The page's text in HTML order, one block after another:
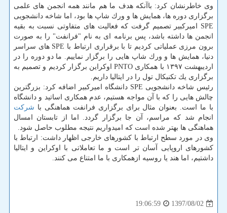
وی خاطرنشان كرد: باآنكه هدف ما هم مانند همه انجمن های علمی
برگزاری دوره ها، همایش ها و ورك شاپ ها بود، اما شاخه دانشجویی
SPE امیركبیر تصمیم گرفت كه فعالیت های متفاوتی نسبت به بقیه
انجمن ها داشته باشد، پس برنامه ای به نام "فرانفت" را به صورت
برون مرزی عملیاتی كردیم تا با برقراری ارتباط با SPE های سراسر
دنیا، همایش ها و ورك شاپ هایی را برگزار نماییم. ما دو دوره را در
اردیبهشت ۱۳۹۷ با همكاری PNTO اوكراین برگزار كردیم و تصمیم به
برگزاری یك تكنیكال تول را در ایتالیا داریم.
رئیس شاخه دانشجویی SPE دانشگاه امیركبیر اضافه كرد: بزرگترین
چالش هایی را كه با آن مواجه هستیم، عدم همكاری اساتید و دانشگاه
با ما است. بعنوان مثال برای برگزاری فرانفت هماهنگی با شركت
انجام شد كه مراسم، آن جا برگزار گردد. اما از تابستان امسال
هماهنگی ها بهتر شده است كه امیدواریم نتیجه مطلوب حاصل شود.
وی در مورد سطح ارتباط با كشورهای خارجی اظهار داشت: ارتباط با
كشورهای اروپایی آسان تر است و ما تعاملاتی با اوكراین و ایتالیا
داشتیم، اما هند یا روسیه ازهمكاری با ما امتناع می كنند.
1397/08/02
19:06:59